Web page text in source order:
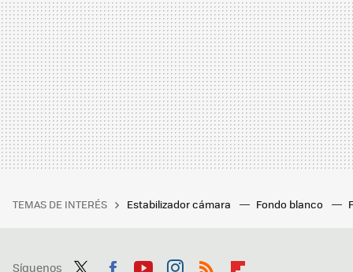
TEMAS DE INTERÉS Estabilizador cámara Fondo blanco
Síguenos